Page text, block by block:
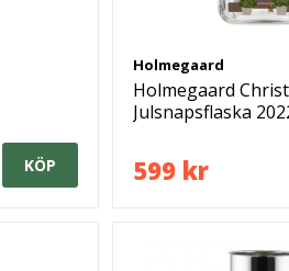
KÖP
Holmegaard
Holmegaard
Julsnapsflaska
599 kr